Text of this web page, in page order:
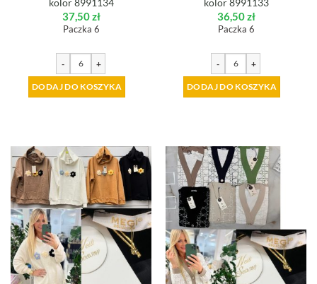
37,50zł
Paczka 6
- +
DODAJ DO KOSZYKA
36,50zł
Paczka 6
- +
DODAJ DO KOSZYKA